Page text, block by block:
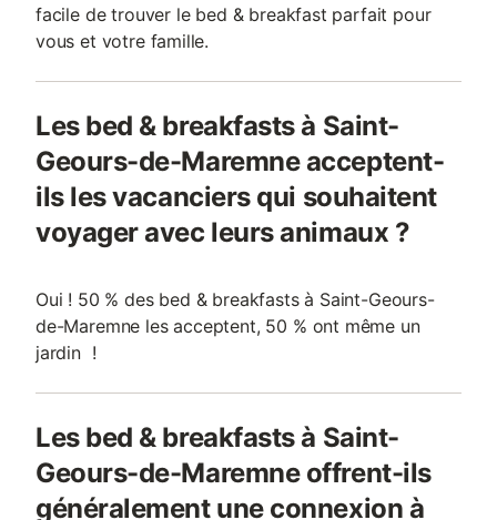
facile de trouver le bed & breakfast parfait pour
vous et votre famille.
Les bed & breakfasts à Saint-
Geours-de-Maremne acceptent-
ils les vacanciers qui souhaitent
voyager avec leurs animaux ?
Oui ! 50 % des bed & breakfasts à Saint-Geours-
de-Maremne les acceptent, 50 % ont même un
jardin !
Les bed & breakfasts à Saint-
Geours-de-Maremne offrent-ils
généralement une connexion à